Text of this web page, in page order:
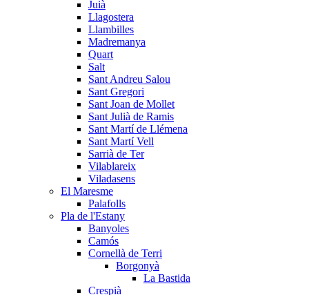
Juià
Llagostera
Llambilles
Madremanya
Quart
Salt
Sant Andreu Salou
Sant Gregori
Sant Joan de Mollet
Sant Julià de Ramis
Sant Martí de Llémena
Sant Martí Vell
Sarrià de Ter
Vilablareix
Viladasens
El Maresme
Palafolls
Pla de l'Estany
Banyoles
Camós
Cornellà de Terri
Borgonyà
La Bastida
Crespià